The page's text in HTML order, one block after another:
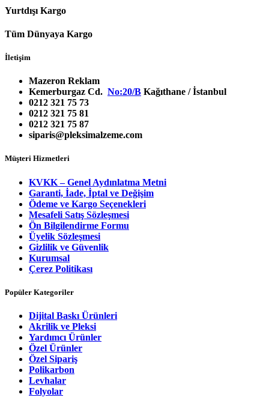
Yurtdışı Kargo
Tüm Dünyaya Kargo
İletişim
Mazeron Reklam
Kemerburgaz Cd. No:20/B Kağıthane / İstanbul
0212 321 75 73
0212 321 75 81
0212 321 75 87
siparis@pleksimalzeme.com
Müşteri Hizmetleri
KVKK – Genel Aydınlatma Metni
Garanti, İade, İptal ve Değişim
Ödeme ve Kargo Seçenekleri
Mesafeli Satış Sözleşmesi
Ön Bilgilendirme Formu
Üyelik Sözleşmesi
Gizlilik ve Güvenlik
Kurumsal
Çerez Politikası
Popüler Kategoriler
Dijital Baskı Ürünleri
Akrilik ve Pleksi
Yardımcı Ürünler
Özel Ürünler
Özel Sipariş
Polikarbon
Levhalar
Folyolar